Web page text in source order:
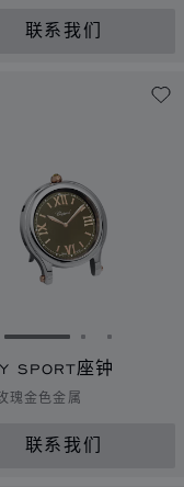
联系我们
转到幻灯片 1转到幻灯
转到幻
SPORT座钟
瑰金色金属
联系我们